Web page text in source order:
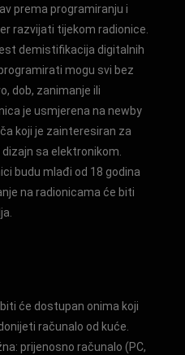
prema programiranju i
razvijati tijekom radionice.
demistifikacija digitalnih
mogu svi bez
dob, zanimanje ili
je usmjerena na newby
koji je zainteresiran za
sa elektronikom.
budu mlađi od 18 godina
na radionicama će biti
će dostupan onima koji
računalo od kuće.
prijenosno računalo (PC,